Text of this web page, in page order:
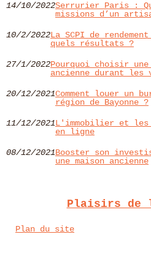
14/10/2022Serrurier Paris :
missions d’un
10/2/2022La SCPI de
quels résultats ?
27/1/2022Pourquoi choisir une
ancienne durant les
20/12/2021Comment louer un
région de Bayonne ?
11/12/2021L'immobilier et les
en ligne
08/12/2021Booster son
une maison ancienne
Plaisirs de
Plan du site